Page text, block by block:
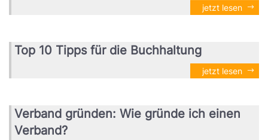
jetzt lesen
Top 10 Tipps für die Buchhaltung
jetzt lesen
Verband gründen: Wie gründe ich einen
Verband?